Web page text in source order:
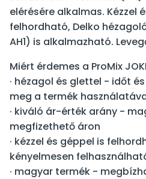
elérésére alkalmas. Kézzel
felhordható, Delko
AH1) is alkalmazható.
Miért érdemes a ProMix
· hézagol és glettel - időt
meg a termék
· kiváló ár-érték arány -
megfizethető áron
· kézzel és géppel is
kényelmesen
· magyar termék -